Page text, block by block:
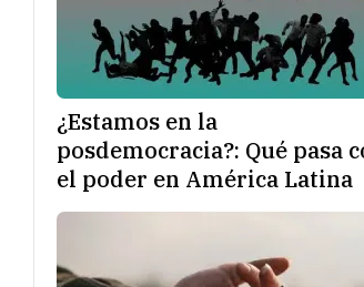
¿Estamos en la
posdemocracia?: Qué pasa
el poder en América Latina